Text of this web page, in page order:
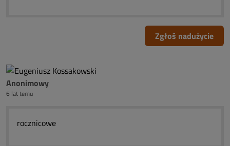
Zgłoś nadużycie
Anonimowy
6 lat temu
rocznicowe